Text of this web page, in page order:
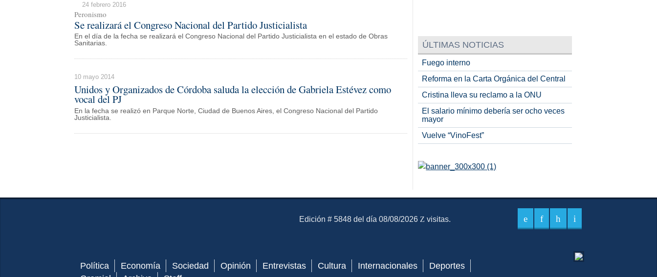
24 febrero 2016
Peronismo
Se realizará el Congreso Nacional del Partido Justicialista
En el día de la fecha se realizará el Congreso Nacional del Partido Justicialista en el estado de Obras
Sanitarias.
10 mayo 2014
Unidos y Organizados de Córdoba saluda la elección de Gabriela Estévez como
vocal del PJ
En la fecha se realizó en Parque Norte, Ciudad de Buenos Aires, el Congreso Nacional del Partido
Justicialista.
ÚLTIMAS NOTICIAS
Fuego interno
Reforma en la Carta Orgánica del Central
Cristina lleva su reclamo a la ONU
El salario mínimo debería ser ocho veces
mayor
Vuelve “VinoFest”
El Mensajero Diario
Edición # 5848 del día 08/08/2026 visitas.
Política Economía Sociedad Opinión Entrevistas Cultura Internacionales
Deportes